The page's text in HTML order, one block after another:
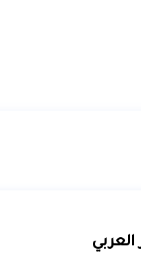
العربي